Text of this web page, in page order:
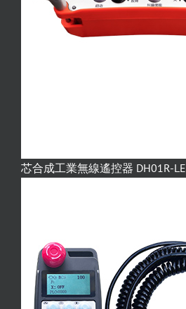
芯合成工業無線遙控器 DH01R-LE